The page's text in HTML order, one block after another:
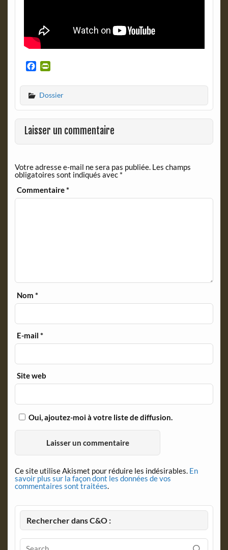
c
e
b
o
o
k
i
n
t
F
r
e
d
l
y
Dossier
Laisser un commentaire
Votre adresse e-mail ne sera pas publiée. Les champs
obligatoires sont indiqués avec *
Commentaire*
Nom*
E-mail*
Site web
Oui, ajoutez-moi à votre liste de diffusion.
Ce site utilise Akismet pour réduire les indésirables. En
savoir plus sur la façon dont les données de vos
commentaires sont traitées.
Rechercher dans C&O :